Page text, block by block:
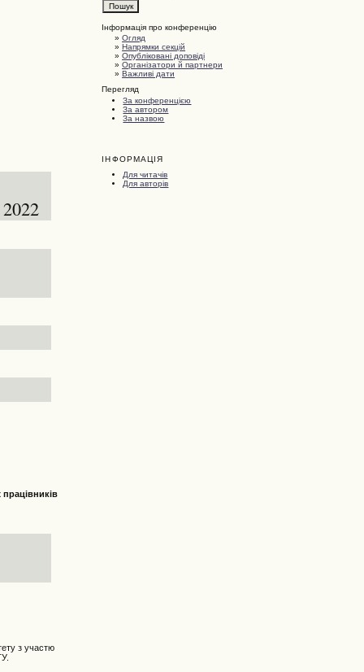
Інформація про конференцію
»Огляд
» Напрямки секцій
»Опубліковані доповіді
»Організатори й партнери
» Важливі дати
Перегляд
За конференцією
За автором
За назвою
ІНФОРМАЦІЯ
Для читачів
Для авторів
з участю